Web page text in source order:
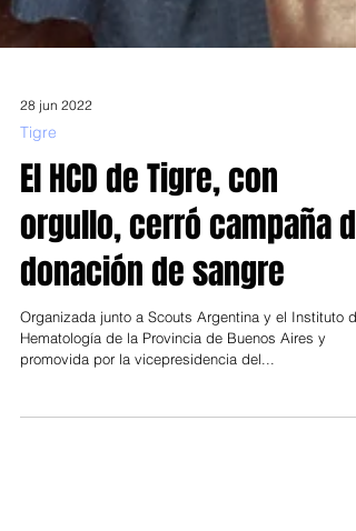
Tigre
El HCD de Tigre, con
orgullo, cerró campaña de
donación de sangre
Organizada junto a Scouts Argentina y el Instituto de